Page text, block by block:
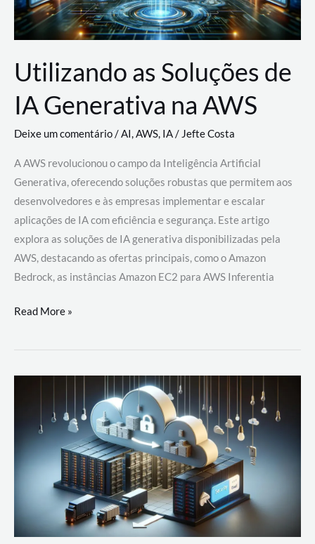
Utilizando as Soluções de
IA Generativa na AWS
Deixe um comentário/AI,AWS, IA/Jefte Costa
A AWS revolucionou o campo da Inteligência Artificial
Generativa, oferecendo soluções robustas que permitem aos
desenvolvedores e às empresas implementar e escalar
aplicações de IA com eficiência e segurança. Este artigo
explora as soluções de IA generativa disponibilizadas pela
AWS, destacando as ofertas principais, como o Amazon
Bedrock, as instâncias Amazon EC2 para AWS Inferentia
Utilizando
Soluções
AWS
Read More »